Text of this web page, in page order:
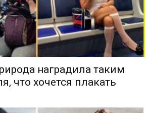
наградила таким
что хочется плакать